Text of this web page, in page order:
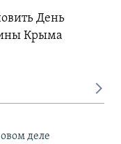
День
Крыма
деле